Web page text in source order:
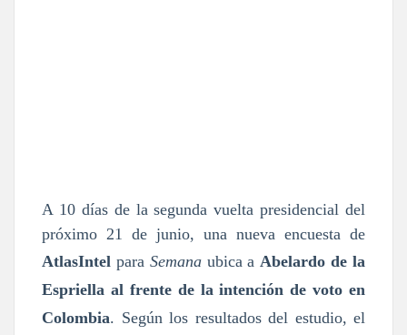
A 10 días de la segunda vuelta presidencial del
próximo 21 de junio, una nueva encuesta de
AtlasIntel para Semana ubica a Abelardo de la
Espriella al frente de la intención de voto en
Colombia. Según los resultados del estudio, el